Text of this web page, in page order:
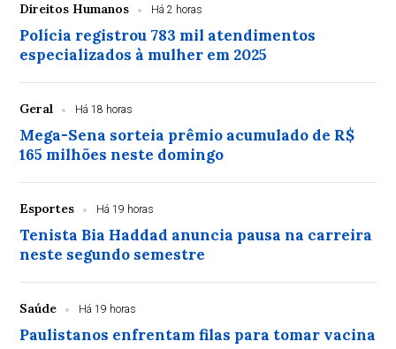
Direitos Humanos Há 2 horas
Polícia registrou 783 mil atendimentos
especializados à mulher em 2025
Geral Há 18 horas
Mega-Sena sorteia prêmio acumulado de R$
165 milhões neste domingo
Esportes Há 19 horas
Tenista Bia Haddad anuncia pausa na carreira
neste segundo semestre
Saúde Há 19 horas
Paulistanos enfrentam filas para tomar vacina